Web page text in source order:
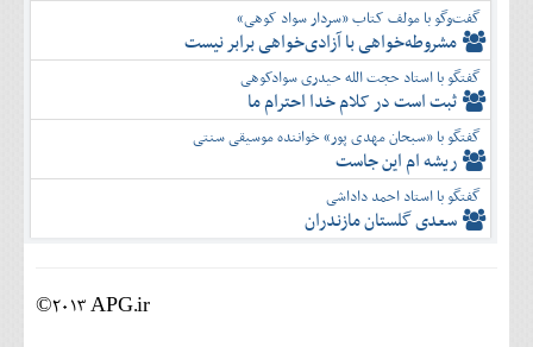
گفت‌وگو با مولف کتاب «سردار سواد کوهی»
مشروطه‌خواهی با آزادی‌خواهی برابر نیست
گفتگو با استاد حجت الله حیدری سوادکوهی
ثبت است در کلام خدا احترام ما
گفتگو با «سبحان مهدی پور» خواننده موسیقی سنتی
ریشه ام این جاست
گفتگو با استاد احمد داداشی
سعدی گلستان مازندران
©2013 APG.ir